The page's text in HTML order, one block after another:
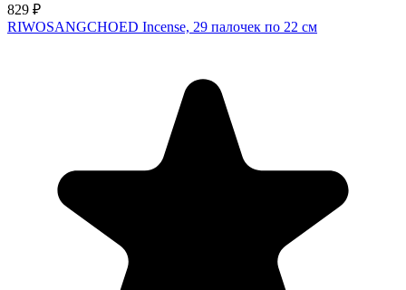
829 ₽
RIWOSANGCHOED Incense, 29 палочек по 22 см